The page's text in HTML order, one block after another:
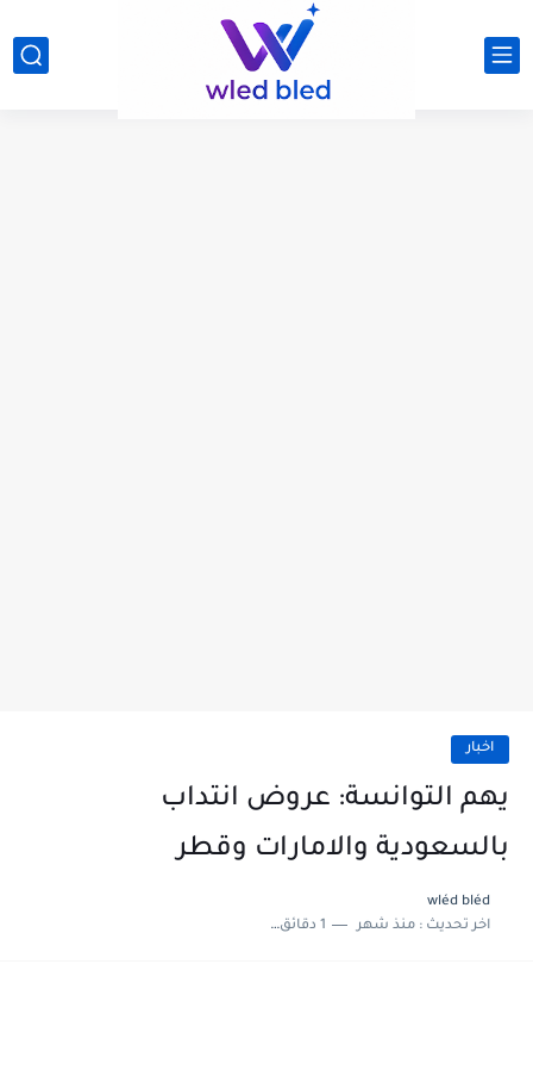
اخبار
يهم التوانسة: عروض انتداب
بالسعودية والامارات وقطر
wléd bléd
اخر تحديث :منذ شهر 1 دقائق للقراءة